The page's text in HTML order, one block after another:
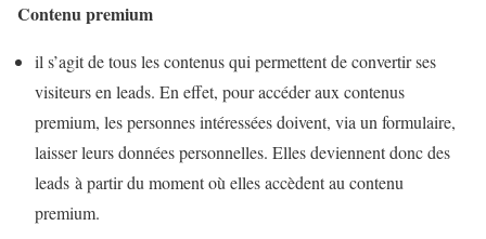
Contenu premium
il s’agit de tous les contenus qui permettent de convertir ses
visiteurs en leads. En effet, pour accéder aux contenus
premium, les personnes intéressées doivent, via un formulaire,
laisser leurs données personnelles. Elles deviennent donc des
leads à partir du moment où elles accèdent au contenu
premium.